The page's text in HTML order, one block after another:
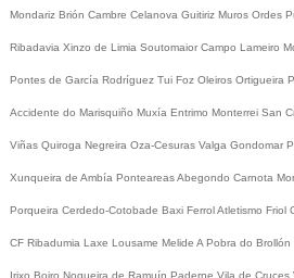
Mondariz Brión Cambre Celanova Guitiriz Muros Ordes
Ribadavia Xinzo de Limia Soutomaior Campo Lameiro
Pontes de García Rodríguez Tui Foz Oleiros Ortigueira
Accidente do Marisquiño Muxía Entrimo Monterrei San
Viñas Quiroga Negreira Oza-Cesuras Valga Gondomar
Xunqueira de Ambía PonteareasAbegondo Carnota
Porqueira Cerdedo-Cotobade Baxi FerrolAtletismo Friol
CF Ribadumia Laxe Lousame Melide A Pobra do Brollón
Irixo Boiro Nogueira de Ramuín Paderne Vila de Cruces